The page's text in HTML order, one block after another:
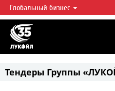
ЛУКОЙЛ СЕГОДНЯ
ЛУКОЙЛ — одна из крупнейших
нефтегазовых компаний в мире, на
мировой добычи нефти и около 1%
Глобальный бизнес
Тендеры Группы